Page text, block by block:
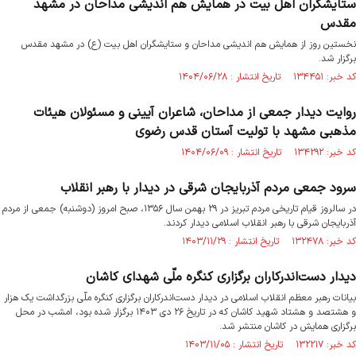
ستایشگران اهل بیت در همایش هم اندیشی مداحان در مشهد
مقدس
نخستین روز از همایش هم اندیشی مداحان و ستایشگران اهل بیت (ع) در مشهد مقدس
برگزار شد.
کد خبر: ۱۳۴۴۵۱ تاریخ انتشار : ۱۴۰۴/۰۶/۲۸
روایت دیدار جمعی از مداحان، شاعران آیینی و مسئولان هیئات
مذهبی مشهد با تولیت آستان قدس رضوی
کد خبر: ۱۳۴۲۹۲ تاریخ انتشار : ۱۴۰۴/۰۶/۰۹
سرود جمعی مردم آذربایجان شرقی در دیدار با رهبر انقلاب
در سالروز قیام تاریخی مردم تبریز در ۲۹ بهمن سال ۱۳۵۶، صبح امروز (دوشنبه) جمعی از مردم
آذربایجان شرقی با رهبر انقلاب اسلامی دیدار کردند.
کد خبر: ۱۳۲۴۷۸ تاریخ انتشار : ۱۴۰۳/۱۱/۲۹
دیدار دست‌اندرکاران برگزاری کنگره ملّی شهدای کاشان
بیانات رهبر معظم انقلاب اسلامی در دیدار دست‌اندرکاران برگزاری کنگره ملّی بزرگداشت یک هزار
و هشتصد و هشتاد شهید کاشان که در تاریخ ۲۶ دی ۱۴۰۳ برگزار شده بود، امشب در محل
برگزاری همایش در کاشان منتشر شد.
کد خبر: ۱۳۲۲۱۷ تاریخ انتشار : ۱۴۰۳/۱۱/۰۵